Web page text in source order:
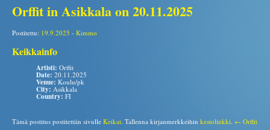
Orffit in Asikkala on 20.11.2025
Postitettu: 19.9.2025 - Kimmo
Keikkainfo
Artisti: Orffit
Date: 20.11.2025
Venue: Koulu/pk
City: Asikkala
Country: FI
Tämä postitus postitettiin sivulle Keikat . Tallenna kirjanmerkkeihin kestolinkki ← Orffit